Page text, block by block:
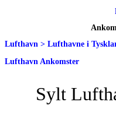
Lufthavn > Lufthavne i
Lufthavn Ankomster
Sylt